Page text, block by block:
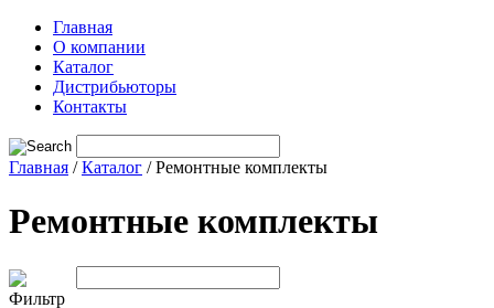
Главная
О компании
Каталог
Дистрибьюторы
Контакты
Главная /Каталог /Ремонтные комплекты
Ремонтные комплекты
Фильтр